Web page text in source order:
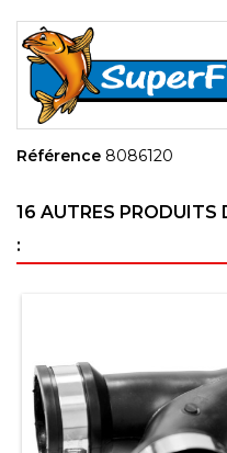
Référence 8086120
16 AUTRES PRODUITS
: